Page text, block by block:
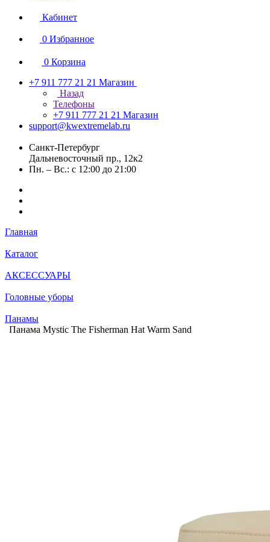
Кабинет
0 Избранное
0 Корзина
+7 911 777 21 21 Магазин
Назад
Телефоны
+7 911 777 21 21 Магазин
support@kwextremelab.ru
Санкт-Петербург
Дальневосточный пр., 12к2
Пн. – Вс.: с 12:00 до 21:00
Главная
Каталог
АКСЕССУАРЫ
Головные уборы
Панамы
Панама Mystic The Fisherman Hat Warm Sand